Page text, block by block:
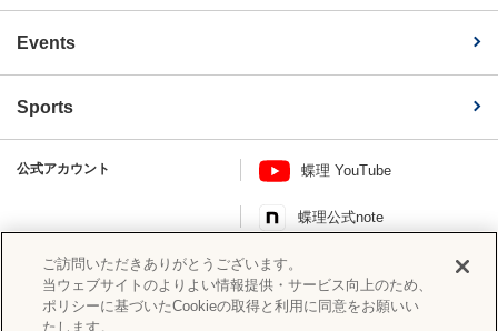
Events
Sports
公式アカウント 蝶理 YouTube
蝶理公式note
このページを共有する
ご訪問いただきありがとうございます。
当ウェブサイトのよりよい情報提供・サービス向上のため、
ポリシーに基づいたCookieの取得と利用に同意をお願いい
たします。